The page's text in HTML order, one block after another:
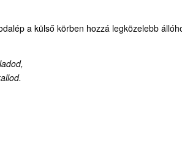
a külső körben hozzá legközelebb